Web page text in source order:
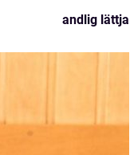
andlig lättja